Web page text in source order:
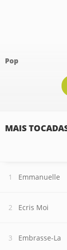
Pop
MAIS
Emmanuelle
Ecris Moi
Embrasse-La